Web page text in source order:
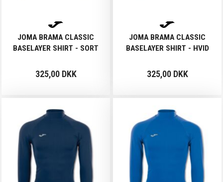
JOMA BRAMA CLASSIC
BASELAYER SHIRT - SORT
325,00 DKK
JOMA BRAMA CLASSIC
BASELAYER SHIRT - HVID
325,00 DKK